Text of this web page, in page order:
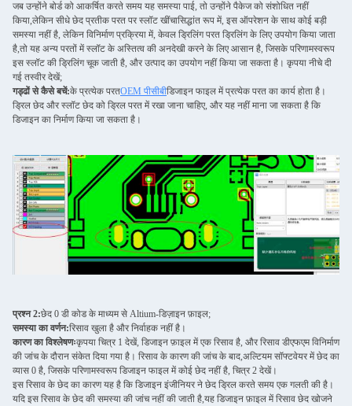
जब उन्होंने बोर्ड को आकर्षित करते समय यह समस्या पाई, तो उन्होंने पैकेज को संशोधित नहीं
किया,लेकिन सीधे छेद प्रतीक परत पर स्लॉट खींचासिद्धांत रूप में, इस ऑपरेशन के साथ कोई बड़ी
समस्या नहीं है, लेकिन विनिर्माण प्रक्रिया में, केवल ड्रिलिंग परत ड्रिलिंग के लिए उपयोग किया जाता
है,तो यह अन्य परतों में स्लॉट के अस्तित्व की अनदेखी करने के लिए आसान है, जिसके परिणामस्वरूप
इस स्लॉट की ड्रिलिंग चूक जाती है, और उत्पाद का उपयोग नहीं किया जा सकता है। कृपया नीचे दी
गई तस्वीर देखें;
गड्ढों से कैसे बचें:के प्रत्येक परतOEM पीसीबीडिजाइन फाइल में प्रत्येक परत का कार्य होता है।
ड्रिल छेद और स्लॉट छेद को ड्रिल परत में रखा जाना चाहिए, और यह नहीं माना जा सकता है कि
डिजाइन का निर्माण किया जा सकता है।
प्रश्न 2:छेद 0 डी कोड के माध्यम से Altium-डिज़ाइन फ़ाइल;
समस्या का वर्णन:रिसाव खुला है और निर्वाहक नहीं है।
कारण का विश्लेषणःकृपया चित्र 1 देखें, डिजाइन फ़ाइल में एक रिसाव है, और रिसाव डीएफएम विनिर्माण
की जांच के दौरान संकेत दिया गया है। रिसाव के कारण की जांच के बाद,अल्टियम सॉफ्टवेयर में छेद का
व्यास 0 है, जिसके परिणामस्वरूप डिजाइन फाइल में कोई छेद नहीं है, चित्र 2 देखें।
इस रिसाव के छेद का कारण यह है कि डिजाइन इंजीनियर ने छेद ड्रिल करते समय एक गलती की है।
यदि इस रिसाव के छेद की समस्या की जांच नहीं की जाती है,यह डिजाइन फ़ाइल में रिसाव छेद खोजने